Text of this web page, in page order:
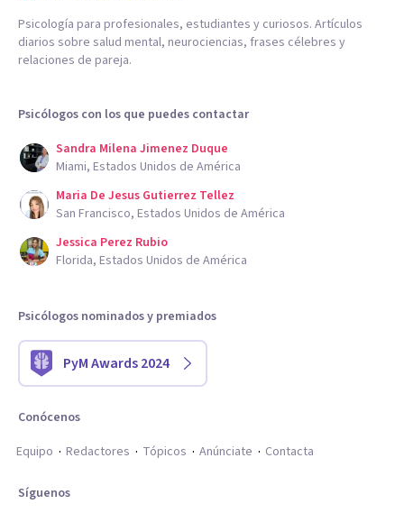
Psicología para profesionales, estudiantes y curiosos. Artículos
diarios sobre salud mental, neurociencias, frases célebres y
relaciones de pareja.
Psicólogos con los que puedes contactar
Sandra Milena Jimenez Duque
Miami, Estados Unidos de América
Maria De Jesus Gutierrez Tellez
San Francisco, Estados Unidos de América
Jessica Perez Rubio
Florida, Estados Unidos de América
Psicólogos nominados y premiados
PyM Awards 2024
Conócenos
Equipo
Redactores Tópicos Anúnciate Contacta
Síguenos